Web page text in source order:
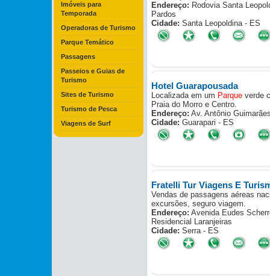
Imóveis para
Temporada
Operadoras de Turismo
Parque Temático
Passagens
Passeios e Guias de
Turismo
Sites de Turismo
Turismo de Pesca
Viagens de Surf
Endereço: Rodovia Santa
Pardos
Cidade: Santa Leopoldina - ES
Hotel Guarapousada
Localizada em um Parque verde
Praia do Morro e Centro.
Endereço: Av. Antônio
Cidade: Guarapari - ES
Fratelli Tur Viagens E
Vendas de passagens aéreas
excursões, seguro viagem.
Endereço: Avenida Eudes
Residencial Laranjeiras
Cidade: Serra - ES